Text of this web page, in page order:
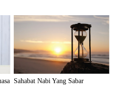
Sahabat Nabi Yang Sabar